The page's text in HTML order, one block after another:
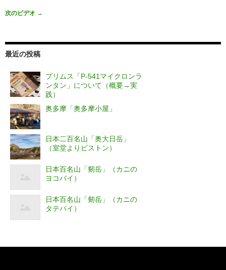
次のビデオ →
最近の投稿
プリムス「P-541マイクロンラ
ンタン」について（概要→実
践）
奥多摩「奥多摩小屋」
日本二百名山「奥大日岳」
（室堂よりピストン）
日本百名山「剱岳」（カニの
ヨコバイ）
日本百名山「剱岳」（カニの
タテバイ）